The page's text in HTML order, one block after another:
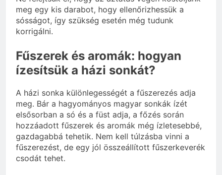
meg egy kis darabot, hogy ellenőrizhessük a
sósságot, így szükség esetén még tudunk
korrigálni.
Fűszerek és aromák: hogyan
ízesítsük a házi sonkát?
A házi sonka különlegességét a fűszerezés adja
meg. Bár a hagyományos magyar sonkák ízét
elsősorban a só és a füst adja, a főzés során
hozzáadott fűszerek és aromák még ízletesebbé,
gazdagabbá tehetik. Nem kell túlzásba vinni a
fűszerezést, de egy jól összeállított fűszerkeverék
csodát tehet.